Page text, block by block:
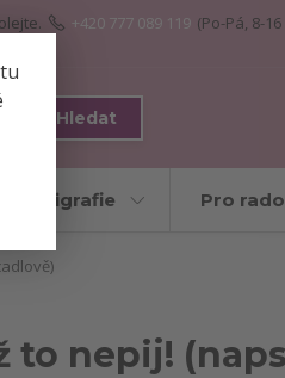
Hledat
+420 777 089 119 (Po-Pá, 8-
Kaligrafie Pro
to nepij!